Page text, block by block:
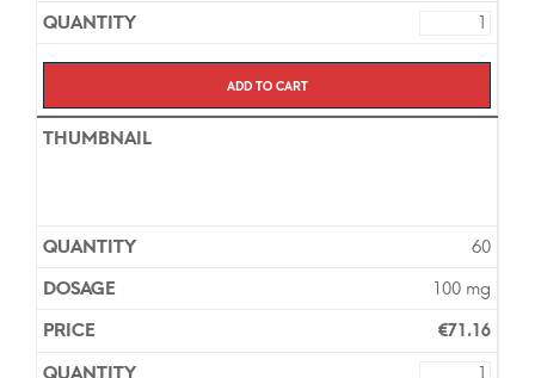
Add to cart
60
100 mg
€71.16